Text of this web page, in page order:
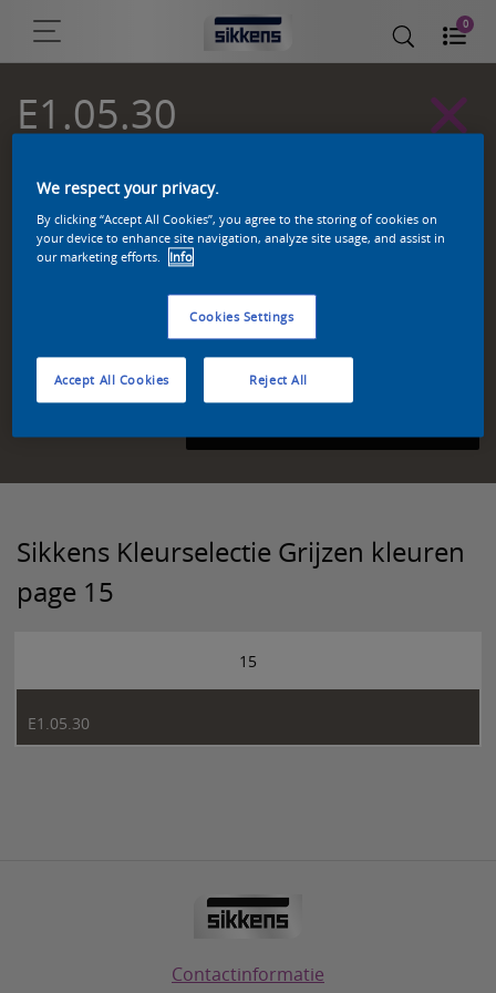
0
E1.05.30
Sikkens Kleurselectie Grijzen kleuren
page 15
15
E1.05.30
Contactinformatie
We respect your privacy.
By clicking “Accept All Cookies”, you agree to the storing of cookies on
your device to enhance site navigation, analyze site usage, and assist in
our marketing efforts.
Info
Cookies Settings
Reject All
Accept All Cookies